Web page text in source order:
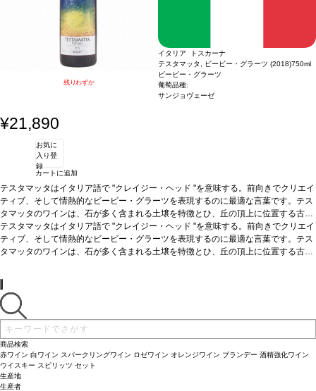
残りわずか
イタリア トスカーナ
テスタマッタ, ビービー・グラーツ (2018)750ml
ビービー・グラーツ
葡萄品種:
サンジョヴェーゼ
¥21,890
お気に
入り登
録
カートに追加
テスタマッタはイタリア語で "クレイジー・ヘッド "を意味する。前向きでクリエイ
ティブ、そして情熱的なビービー・グラーツを表現するのに最適な言葉です。テス
タマッタのワインは、石が多く含まれる土壌を特徴とひ、丘の頂上に位置する古樹
のサンジョヴェーゼのピュアで、ミネラルを含み、透明感を表している。サンジョ
ヴェーゼ100％のスーパータスカン、伝統と創造性の融合。テイスティングノート
サンジョヴェーゼ品種のエレガンスは、常にテスタマッタワインの主な特徴。フレ
ー、ブルーベリーを示し、ほのかにアーシー、軽いミネラルが支える。際立った凝
縮味と絹のように滑らかなでしっかりしたタンニンを伴い、長い余韻の後味へと続
く。濃厚、洗練している。
0% サンジョヴェーゼ
テスタマッタはイタリア語で "クレイジー・ヘッド "を意味する。前向きでクリエイ
ティブ、そして情熱的なビービー・グラーツを表現するのに最適な言葉です。テス
タマッタのワインは、石が多く含まれる土壌を特徴とひ、丘の頂上に位置する古樹
ヴェーゼ100％のスーパータスカン、伝統と創造性の融合。
サンジョヴェーゼ品種のエレガンスは、常にテスタマッタワインの主な特徴。フレ
ッシュでフルーティ、エレガントで長い後味が続く。たっぷりとしたブラックベリ
ー、ブルーベリーを示し、ほのかにアーシー、軽いミネラルが支える。際立った凝
縮味と絹のように滑らかなでしっかりしたタンニンを伴い、長い余韻の後味へと続
く。濃厚、洗練している。合う料理グリル肉、熟成チーズと好相性。葡萄品種10
0% サンジョヴェーゼ
商品検索
赤ワイン 白ワイン スパークリングワイン ロゼワイン オレンジワイン ブランデー 酒精強化ワイン
ウイスキー スピリッツ セット
生産地
生産者